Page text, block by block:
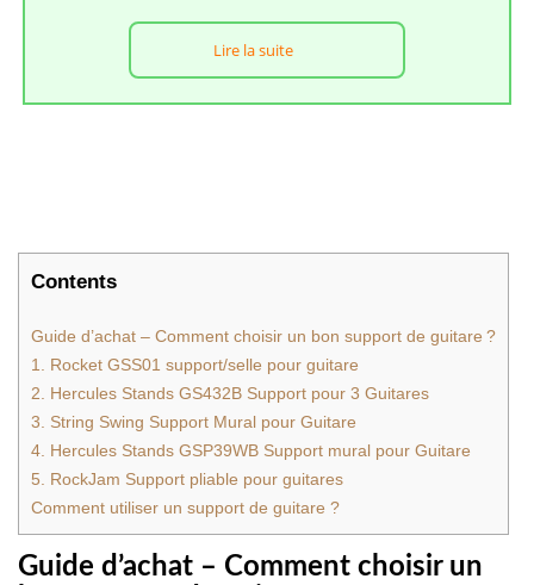
Lire la suite
Contents
Guide d’achat – Comment choisir un bon support de guitare ?
1. Rocket GSS01 support/selle pour guitare
2. Hercules Stands GS432B Support pour 3 Guitares
3. String Swing Support Mural pour Guitare
4. Hercules Stands GSP39WB Support mural pour Guitare
5. RockJam Support pliable pour guitares
Comment utiliser un support de guitare ?
Guide d’achat – Comment choisir un